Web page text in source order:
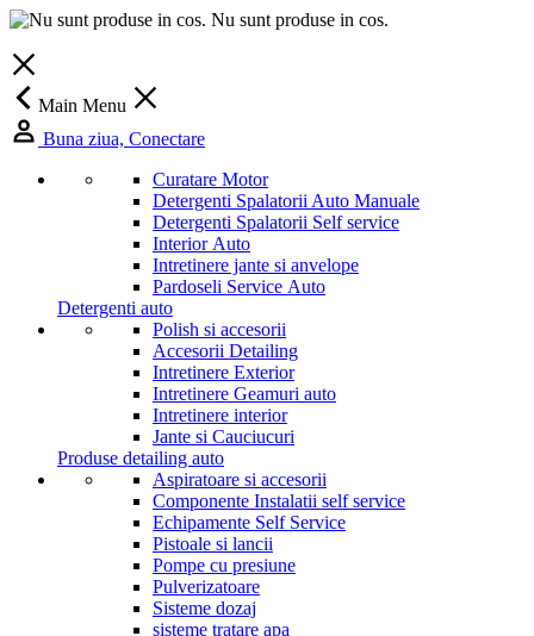
Nu sunt produse in cos.
Main Menu
Buna ziua, Conectare
Curatare Motor
Detergenti Spalatorii Auto Manuale
Detergenti Spalatorii Self service
Interior Auto
Intretinere jante si anvelope
Pardoseli Service Auto
Detergenti auto
Polish si accesorii
Accesorii Detailing
Intretinere Exterior
Intretinere Geamuri auto
Intretinere interior
Jante si Cauciucuri
Produse detailing auto
Aspiratoare si accesorii
Componente Instalatii self service
Echipamente Self Service
Pistoale si lancii
Pompe cu presiune
Pulverizatoare
Sisteme dozaj
sisteme tratare apa